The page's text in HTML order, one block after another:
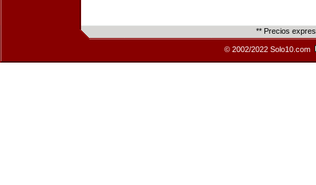
** Precios
© 2002/2022 Solo10.com